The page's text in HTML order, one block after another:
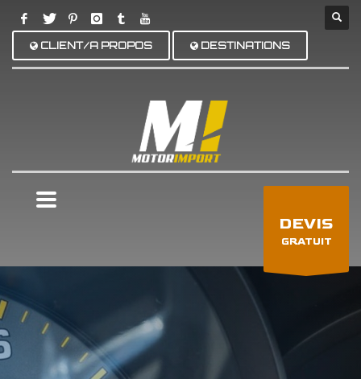
CLIENT/A PROPOS DESTINATIONS
DEVIS
GRATUIT